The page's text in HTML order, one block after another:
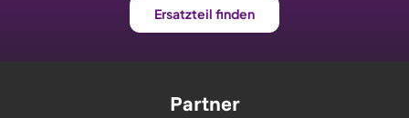
Ersatzteil finden
Partner